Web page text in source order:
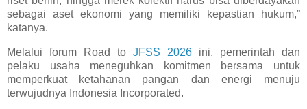
sebagai aset ekonomi yang memiliki kepastian hukum,”
katanya.
Melalui forum Road to JFSS 2026 ini, pemerintah dan
pelaku usaha meneguhkan komitmen bersama untuk
memperkuat ketahanan pangan dan energi menuju
terwujudnya Indonesia Incorporated.